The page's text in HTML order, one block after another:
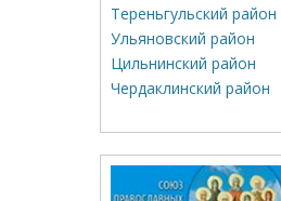
Тереньгульский район
Ульяновский район
Цильнинский район
Чердаклинский район